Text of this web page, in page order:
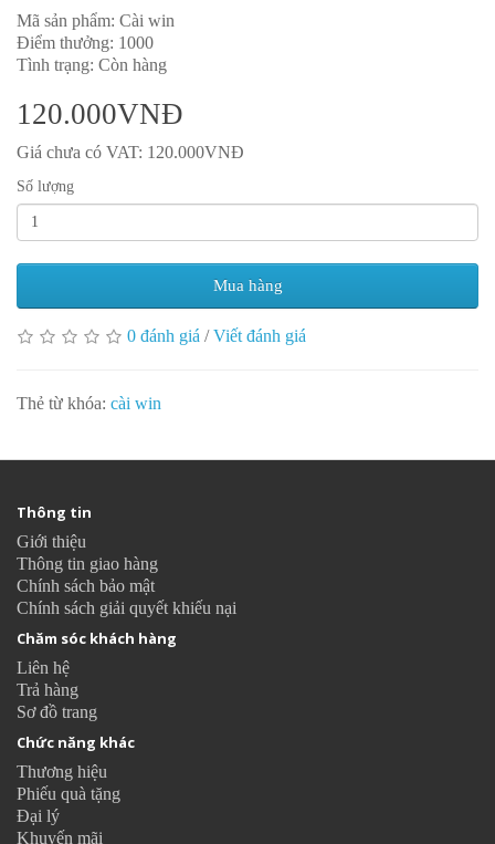
Mã sản phẩm: Cài win
Điểm thưởng: 1000
Tình trạng: Còn hàng
120.000VNĐ
Giá chưa có VAT: 120.000VNĐ
Số lượng
Mua hàng
0 đánh giá /Viết đánh giá
Thẻ từ khóa: cài win
Thông tin
Giới thiệu
Thông tin giao hàng
Chính sách bảo mật
Chính sách giải quyết khiếu nại
Chăm sóc khách hàng
Liên hệ
Trả hàng
Sơ đồ trang
Chức năng khác
Thương hiệu
Phiếu quà tặng
Đại lý
Khuyến mãi